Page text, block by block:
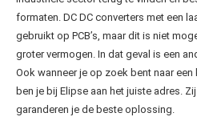
formaten. DC DC converters met een
gebruikt op PCB’s, maar dit is niet
groter vermogen. In dat geval is een
Ook wanneer je op zoek bent naar een
ben je bij Elipse aan het juiste adres.
garanderen je de beste oplossing.